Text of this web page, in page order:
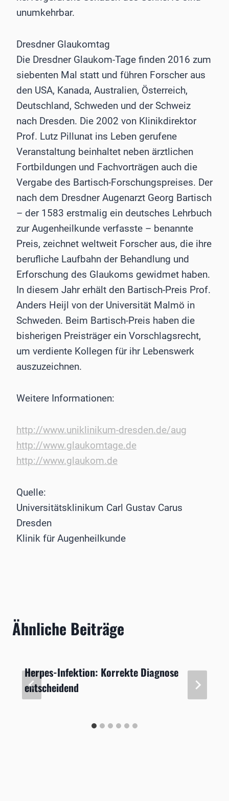
unumkehrbar.
Dresdner Glaukomtag
Die Dresdner Glaukom-Tage finden 2016 zum
siebenten Mal statt und führen Forscher aus
den USA, Kanada, Australien, Österreich,
Deutschland, Schweden und der Schweiz
nach Dresden. Die 2002 von Klinikdirektor
Prof. Lutz Pillunat ins Leben gerufene
Veranstaltung beinhaltet neben ärztlichen
Fortbildungen und Fachvorträgen auch die
Vergabe des Bartisch-Forschungspreises. Der
nach dem Dresdner Augenarzt Georg Bartisch
– der 1583 erstmalig ein deutsches Lehrbuch
zur Augenheilkunde verfasste – benannte
Preis, zeichnet weltweit Forscher aus, die ihre
berufliche Laufbahn der Behandlung und
Erforschung des Glaukoms gewidmet haben.
In diesem Jahr erhält den Bartisch-Preis Prof.
Anders Heijl von der Universität Malmö in
Schweden. Beim Bartisch-Preis haben die
bisherigen Preisträger ein Vorschlagsrecht,
um verdiente Kollegen für ihr Lebenswerk
auszuzeichnen.
Weitere Informationen:
http://www.uniklinikum-dresden.de/aug
http://www.glaukomtage.de
http://www.glaukom.de
Quelle:
Universitätsklinikum Carl Gustav Carus
Dresden
Klinik für Augenheilkunde
Ähnliche Beiträge
Herpes-Infektion: Korrekte Diagnose
entscheidend